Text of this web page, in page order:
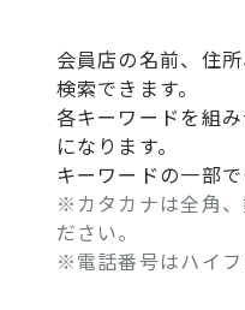
会員店の名前、住
検索できます。
各キーワードを組
になります。
キーワードの一部で
※カタカナは全角
ださい。
※電話番号はハイフ